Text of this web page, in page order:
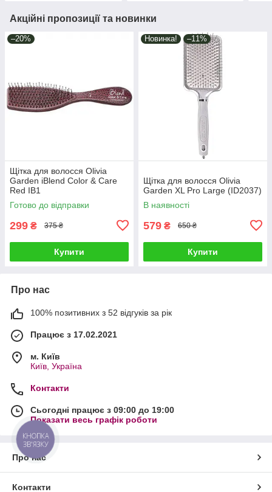
Акційні пропозиції та новинки
–20%
Щітка для волосся Olivia
Garden iBlend Color & Care
Red IB1
Готово до відправки
299 ₴ 375 ₴
Купити
Новинка! –11%
Щітка для волосся Olivia
Garden XL Pro Large (ID2037)
В наявності
579 ₴ 650 ₴
Купити
Про нас
100% позитивних з 52 відгуків за рік
Працює з 17.02.2021
м. Київ
Київ, Україна
Контакти
Сьогодні працює з 09:00 до 19:00
Показати весь графік роботи
Про нас
Контакти
КНОПКА
ЗВ'ЯЗКУ